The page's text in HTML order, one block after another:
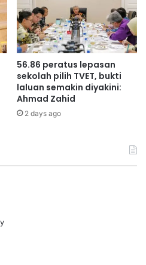
56.86 peratus lepasan
sekolah pilih TVET, bukti
laluan semakin diyakini:
Ahmad Zahid
2 days ago